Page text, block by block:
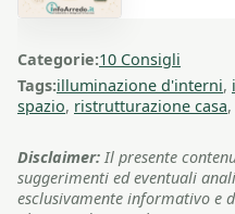
Categorie:10 Consigli
Tags:illuminazione d'interni,
spazio, ristrutturazione casa,
Disclaimer: Il presente
suggerimenti ed eventuali
esclusivamente informativo e